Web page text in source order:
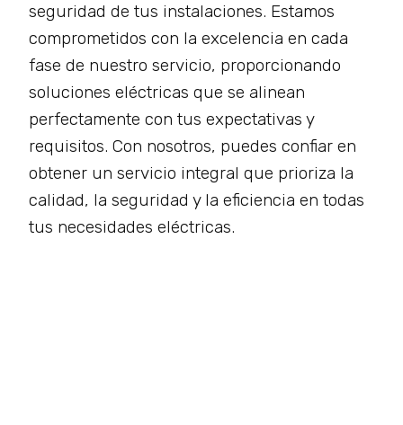
seguridad de tus instalaciones. Estamos
comprometidos con la excelencia en cada
fase de nuestro servicio, proporcionando
soluciones eléctricas que se alinean
perfectamente con tus expectativas y
requisitos. Con nosotros, puedes confiar en
obtener un servicio integral que prioriza la
calidad, la seguridad y la eficiencia en todas
tus necesidades eléctricas.